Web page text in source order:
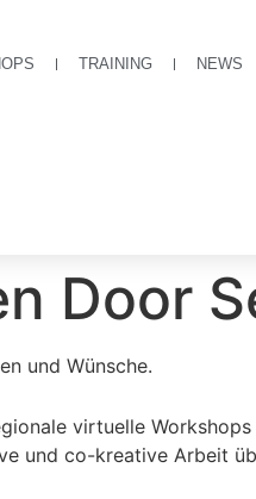
TRAINING NEWS
Door
und Wünsche.
virtuelle
und co-kreative Arbeit